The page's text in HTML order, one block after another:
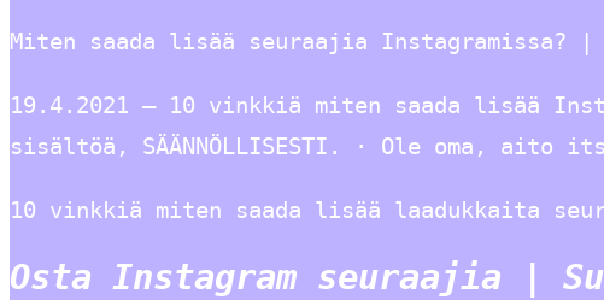
Miten saada lisää seuraajia Instagramissa? |
19.4.2021 — 10 vinkkiä miten saada lisää
sisältöä, SÄÄNNÖLLISESTI. · Ole oma,
10 vinkkiä miten saada lisää laadukkaita
Osta Instagram seuraajia |